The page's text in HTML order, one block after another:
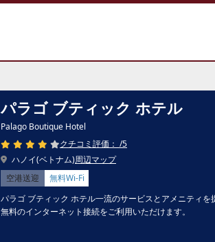
パラゴ ブティック ホテル
Palago Boutique Hotel
クチコミ評価： /5
ハノイ(ベトナム)周辺マップ
空港送迎
無料Wi-Fi
パラゴ ブティック ホテル一流のサービスとアメニティ
無料のインターネット接続をご利用いただけます。